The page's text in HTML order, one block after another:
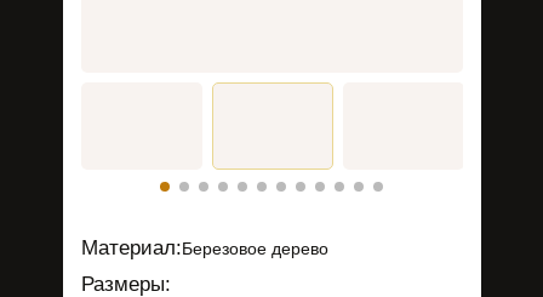
Материал:Березовое дерево
Размеры: